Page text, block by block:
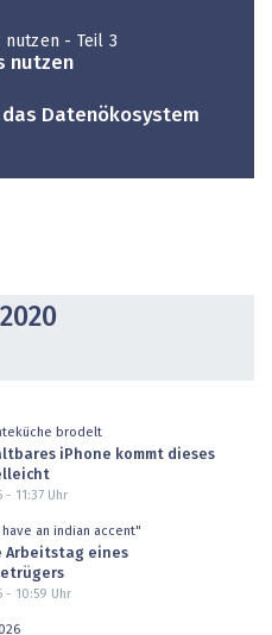
nutzen - Teil 3
nutzen
Datenökosystem
brodelt
iPhone kommt dieses
- 11:37Uhr
an indian accent"
Arbeitstag eines
- 10:59 Uhr